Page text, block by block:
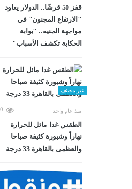
قفز 50 قرشًا.. الدولار يعاود
"الارتفاع المجنون" في
مواجهة الجنيه.. "بوابة
الحكاية تكشف الأسباب"
غير مصنف
منذ عام واحد 0
الطقس غدا مائل للحرارة
نهاراً وشبورة كثيفة صباحا
والعظمى بالقاهرة 33 درجة